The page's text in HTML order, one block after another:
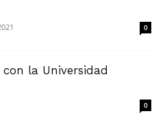
0
la Universidad
0